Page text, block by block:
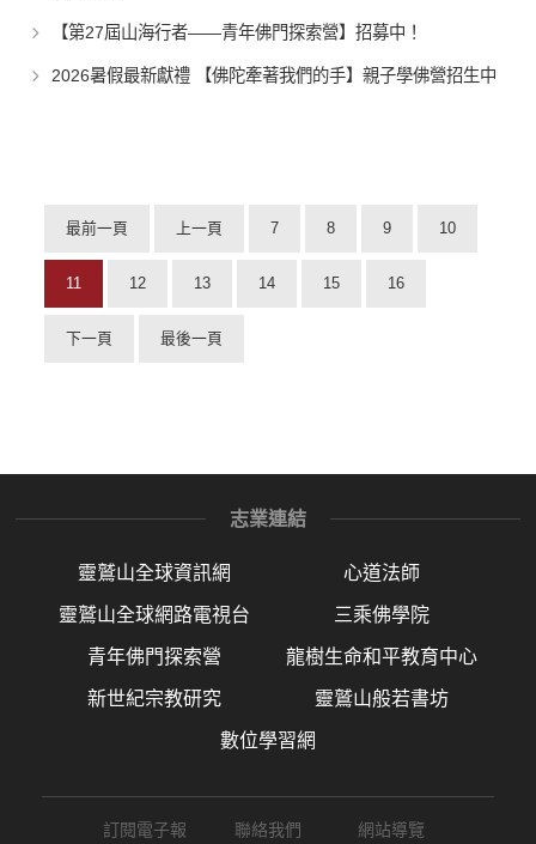
【第27屆山海行者——青年佛門探索營】招募中！
2026暑假最新獻禮 【佛陀牽著我們的手】親子學佛營招生中
最前一頁 上一頁 7 8 9 10
11 12 13 14 15 16
下一頁 最後一頁
志業連結
靈鷲山全球資訊網 心道法師
靈鷲山全球網路電視台 三乘佛學院
青年佛門探索營 龍樹生命和平教育中心
新世紀宗教研究 靈鷲山般若書坊
數位學習網
訂閱電子報 聯絡我們 網站導覽